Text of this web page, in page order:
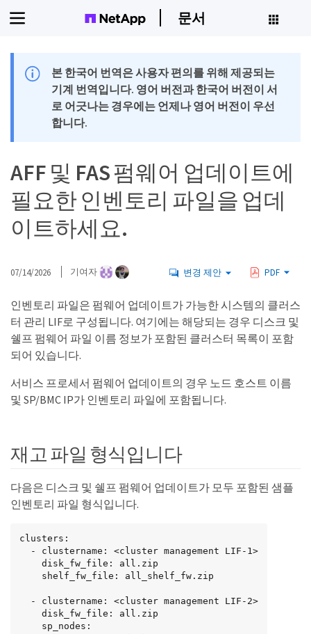
문서
본 한국어 번역은 사용자 편의를 위해 제공되는
기계 번역입니다. 영어 버전과 한국어 버전이 서
로 어긋나는 경우에는 언제나 영어 버전이 우선
합니다.
AFF 및 FAS 펌웨어 업데이트에
필요한 인벤토리 파일을 업데
이트하세요.
07/14/2026 기여자 변경 제안 PDF
인벤토리 파일은 펌웨어 업데이트가 가능한 시스템의 클러스
터 관리 LIF로 구성됩니다. 여기에는 해당되는 경우 디스크 및
쉘프 펌웨어 파일 이름 정보가 포함된 클러스터 목록이 포함
되어 있습니다.
서비스 프로세서 펌웨어 업데이트의 경우 노드 호스트 이름
및 SP/BMC IP가 인벤토리 파일에 포함됩니다.
재고 파일 형식입니다
다음은 디스크 및 쉘프 펌웨어 업데이트가 모두 포함된 샘플
인벤토리 파일 형식입니다.
clusters: